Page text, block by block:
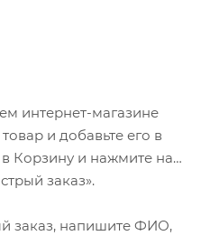
смазку и втулку.
интернет-магазине
и добавьте его в
Корзину и нажмите на
заказ».
заказ, напишите ФИО,